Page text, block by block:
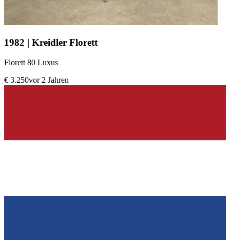
1982 | Kreidler Florett
Florett 80 Luxus
€ 3.250vor 2 Jahren